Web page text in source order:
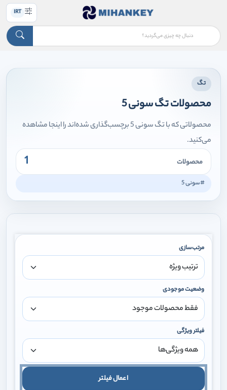
IRT
تگ
محصولات تگ سونی 5
محصولاتی که با تگ سونی 5 برچسب‌گذاری شده‌اند را اینجا مشاهده
می‌کنید.
محصولات 1
#سونی 5
مرتب‌سازی
وضعیت موجودی
فیلتر ویژگی
اعمال فیلتر